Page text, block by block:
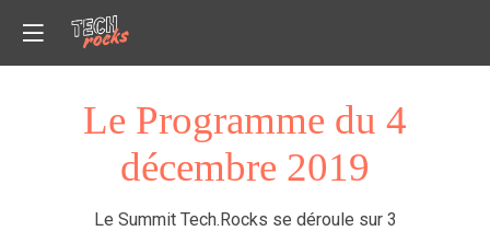
Le Programme du 4
décembre 2019
Le Summit Tech.Rocks se déroule sur 3